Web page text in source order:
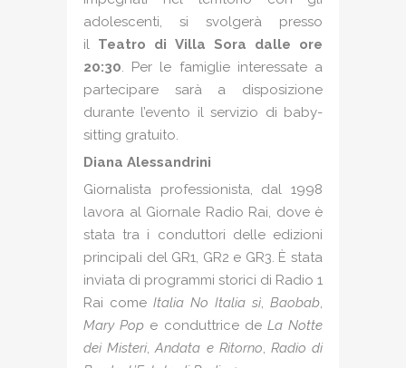
adolescenti, si svolgerà presso
il Teatro di Villa Sora
dalle ore
20:30. Per le famiglie interessate a
partecipare sarà a disposizione
durante l’evento il servizio di baby-
sitting gratuito.
Diana Alessandrini
Giornalista professionista, dal 1998
lavora al Giornale Radio Rai, dove è
stata tra i conduttori delle edizioni
principali del GR1, GR2 e GR3. È stata
inviata di programmi storici di Radio 1
Rai come Italia No Italia sì, Baobab,
Mary Pop e conduttrice de La Notte
dei Misteri,Andata e Ritorno, Radio di